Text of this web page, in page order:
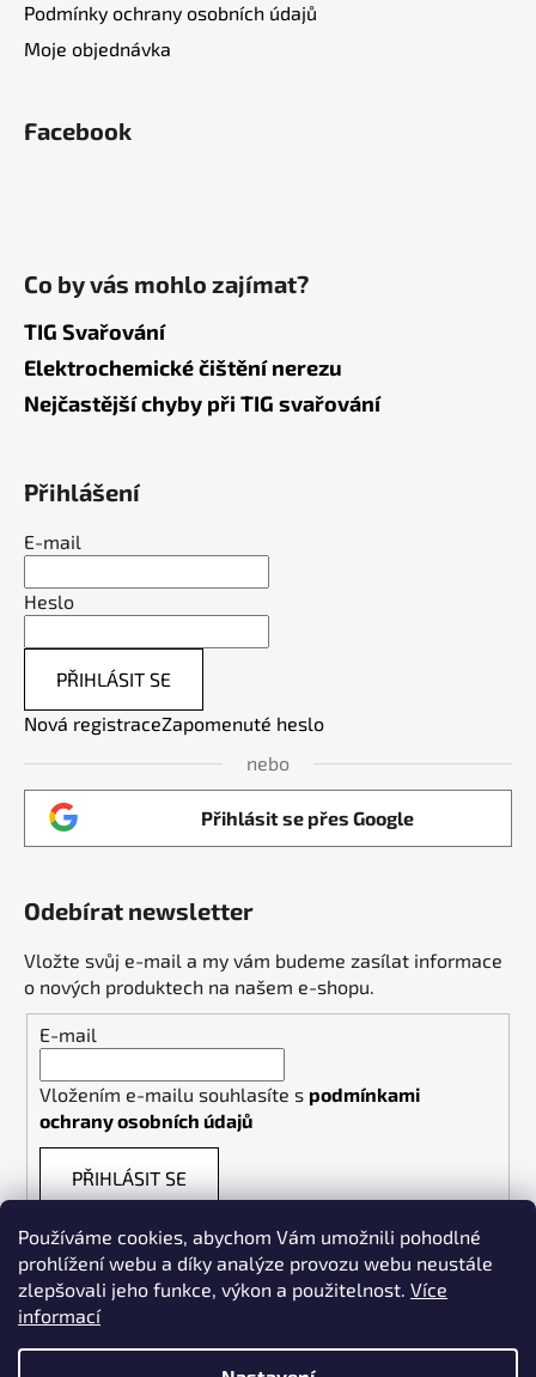
Používáme cookies, abychom Vám umožnili pohodlné
prohlížení webu a díky analýze provozu webu neustále
zlepšovali jeho funkce, výkon a použitelnost. Více
informací
Podmínky ochrany osobních údajů
Moje objednávka
Facebook
Co by vás mohlo zajímat?
TIG Svařování
Elektrochemické čištění nerezu
Nejčastější chyby při TIG svařování
Přihlášení
E-mail
Heslo
PŘIHLÁSIT SE
Nová registraceZapomenuté heslo
nebo
Přihlásit se přes Google
Odebírat newsletter
Vložte svůj e-mail a my vám budeme zasílat informace
o nových produktech na našem e-shopu.
E-mail
Vložením e-mailu souhlasíte s podmínkami
ochrany osobních údajů
PŘIHLÁSIT SE